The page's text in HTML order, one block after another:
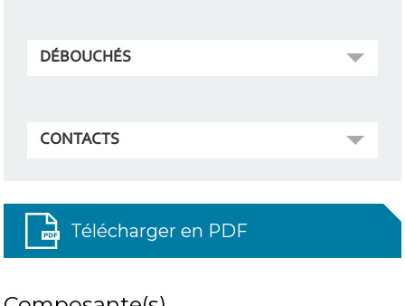
DÉBOUCHÉS
CONTACTS
Télécharger en PDF